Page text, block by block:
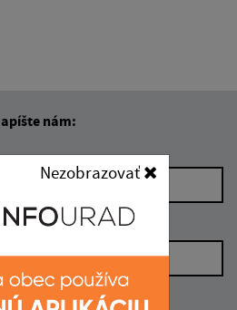
nám:
Nezobrazovať